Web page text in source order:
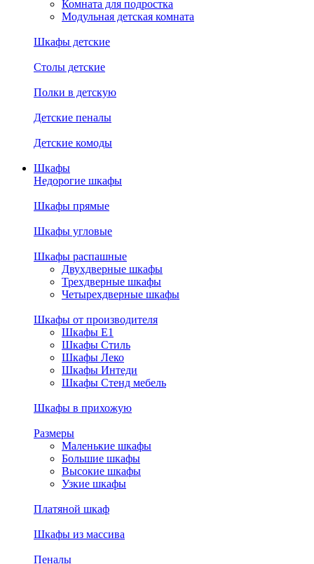
Комната для подростка
Модульная детская комната
Шкафы детские
Столы детские
Полки в детскую
Детские пеналы
Детские комоды
Шкафы
Недорогие шкафы
Шкафы прямые
Шкафы угловые
Шкафы распашные
Двухдверные шкафы
Трехдверные шкафы
Четырехдверные шкафы
Шкафы от производителя
Шкафы E1
Шкафы Стиль
Шкафы Леко
Шкафы Интеди
Шкафы Стенд мебель
Шкафы в прихожую
Размеры
Маленькие шкафы
Большие шкафы
Высокие шкафы
Узкие шкафы
Платяной шкаф
Шкафы из массива
Пеналы